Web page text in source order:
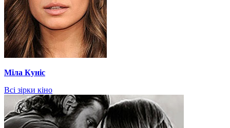
Міла Куніс
Всі зірки кіно